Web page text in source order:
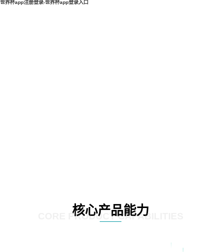
世界杯app注册登录-世界杯app登录入口
核心产品能力
CORE PRODUCT CAPABILITIES